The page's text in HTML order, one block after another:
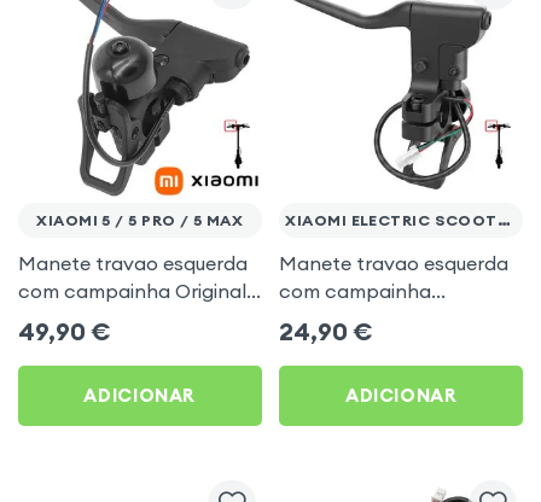
XIAOMI 5 / 5 PRO / 5 MAX
Manete travao esquerda
com campainha Original
Xiaomi Electric Scooter 5,
5 Pro e 5 Max
49,90 €
ADICIONAR
XIAOMI ELECTRIC SCOOTER 5
Manete travao esquerda
com campainha
integrada Xiaomi Electric
Scooter 5
24,90 €
ADICIONAR